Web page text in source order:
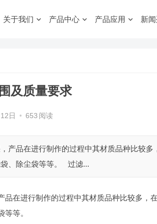
关于我们 产品中心 产品应用 新
及质量要求
日 • 653 阅读
产品在进行制作的过程中其材质品种比较多
袋、除尘袋等等。 过滤...
在进行制作的过程中其材质品种比较多，
等。